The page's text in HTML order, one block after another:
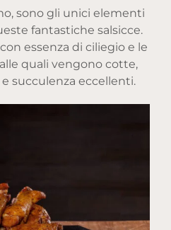
sono gli unici elementi
fantastiche salsicce.
essenza di ciliegio e le
quali vengono cotte,
succulenza eccellenti.